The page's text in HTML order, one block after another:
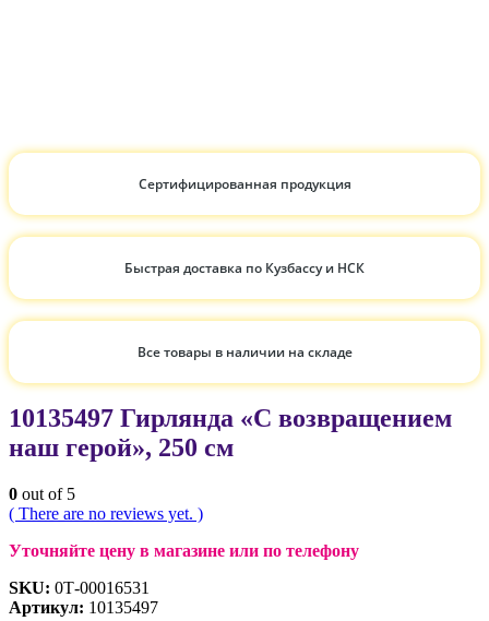
Сертифицированная продукция
Быстрая доставка по Кузбассу и НСК
Все товары в наличии на складе
10135497 Гирлянда «С возвращением
наш герой», 250 см
0 out of 5
( There are no reviews yet. )
Уточняйте цену в магазине или по телефону
SKU: 0Т-00016531
Артикул: 10135497